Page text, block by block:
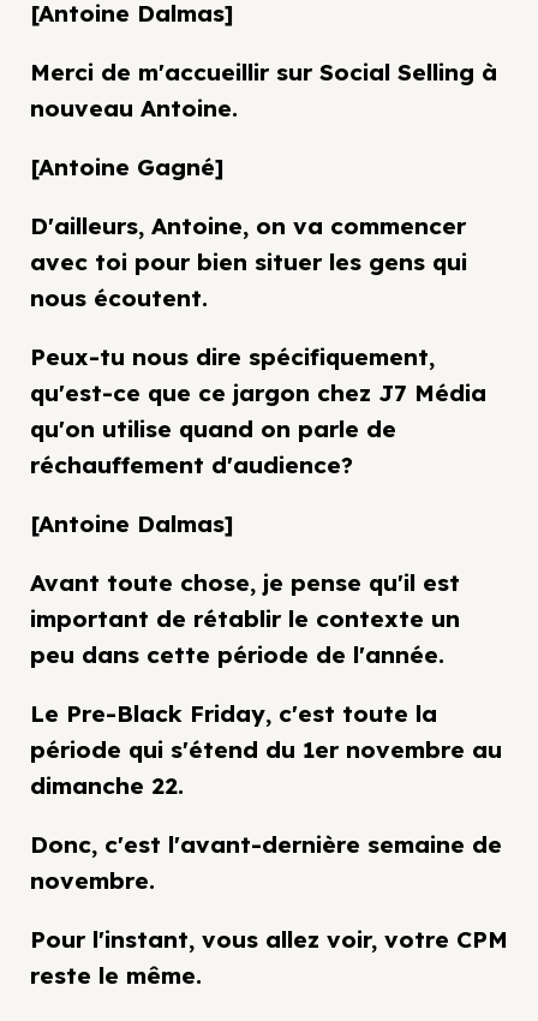
[Antoine Dalmas]
Merci de m'accueillir sur Social Selling à
nouveau Antoine.
[Antoine Gagné]
D'ailleurs, Antoine, on va commencer
avec toi pour bien situer les gens qui
nous écoutent.
Peux-tu nous dire spécifiquement,
qu'est-ce que ce jargon chez J7 Média
qu'on utilise quand on parle de
réchauffement d'audience?
[Antoine Dalmas]
Avant toute chose, je pense qu'il est
important de rétablir le contexte un
peu dans cette période de l'année.
Le Pre-Black Friday, c'est toute la
période qui s'étend du 1er novembre au
dimanche 22.
Donc, c'est l'avant-dernière semaine de
novembre.
Pour l'instant, vous allez voir, votre CPM
reste le même.